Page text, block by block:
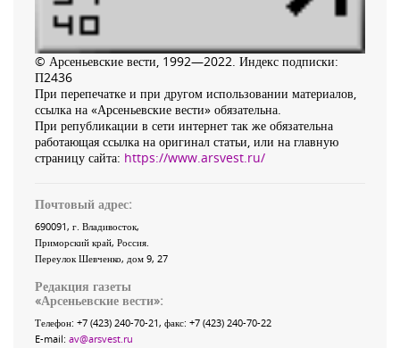
© Арсеньевские вести, 1992—2022. Индекс подписки:
П2436
При перепечатке и при другом использовании материалов,
ссылка на «Арсеньевские вести» обязательна.
При републикации в сети интернет так же обязательна
работающая ссылка на оригинал статьи, или на главную
страницу сайта: https://www.arsvest.ru/
Почтовый адрес:
690091, г. Владивосток,
Приморский край, Россия
Переулок Шевченко, дом 9, 27
Редакция газеты
«Арсеньевские вести»:
Телефон: +7 (423) 240-70-21, факс: +7 (423) 240-70-22
E-mail: av@arsvest.ru